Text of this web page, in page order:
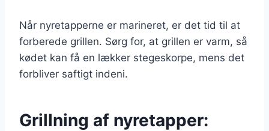
Når nyretapperne er marineret, er det tid til at
forberede grillen. Sørg for, at grillen er varm, så
kødet kan få en lækker stegeskorpe, mens det
forbliver saftigt indeni.
Grillning af nyretapper: